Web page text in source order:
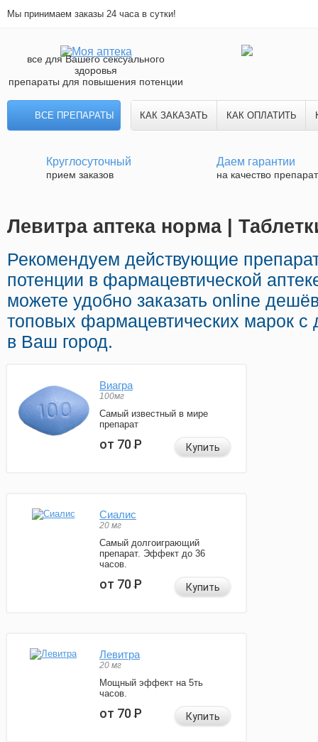
Мы принимаем заказы 24 часа в сутки!
все для Вашего сексуального
здоровья
препараты для повышения потенции
ВСЕ ПРЕПАРАТЫ КАК ЗАКАЗАТЬ КАК ОПЛАТИТЬ
Круглосуточный
прием заказов
Даем гарантии
на качество
Левитра аптека норма |
Рекомендуем действующие
потенции в фармацевтической
можете удобно заказать online
топовых фармацевтических марок с
в Ваш город.
Виагра
100мг
Самый известный в мире
препарат
от 70Р Купить
Сиалис
20 мг
Самый долгоиграющий
препарат. Эффект до 36
часов.
от 70Р Купить
Левитра
20 мг
Мощный эффект на 5ть
часов.
от 70Р Купить